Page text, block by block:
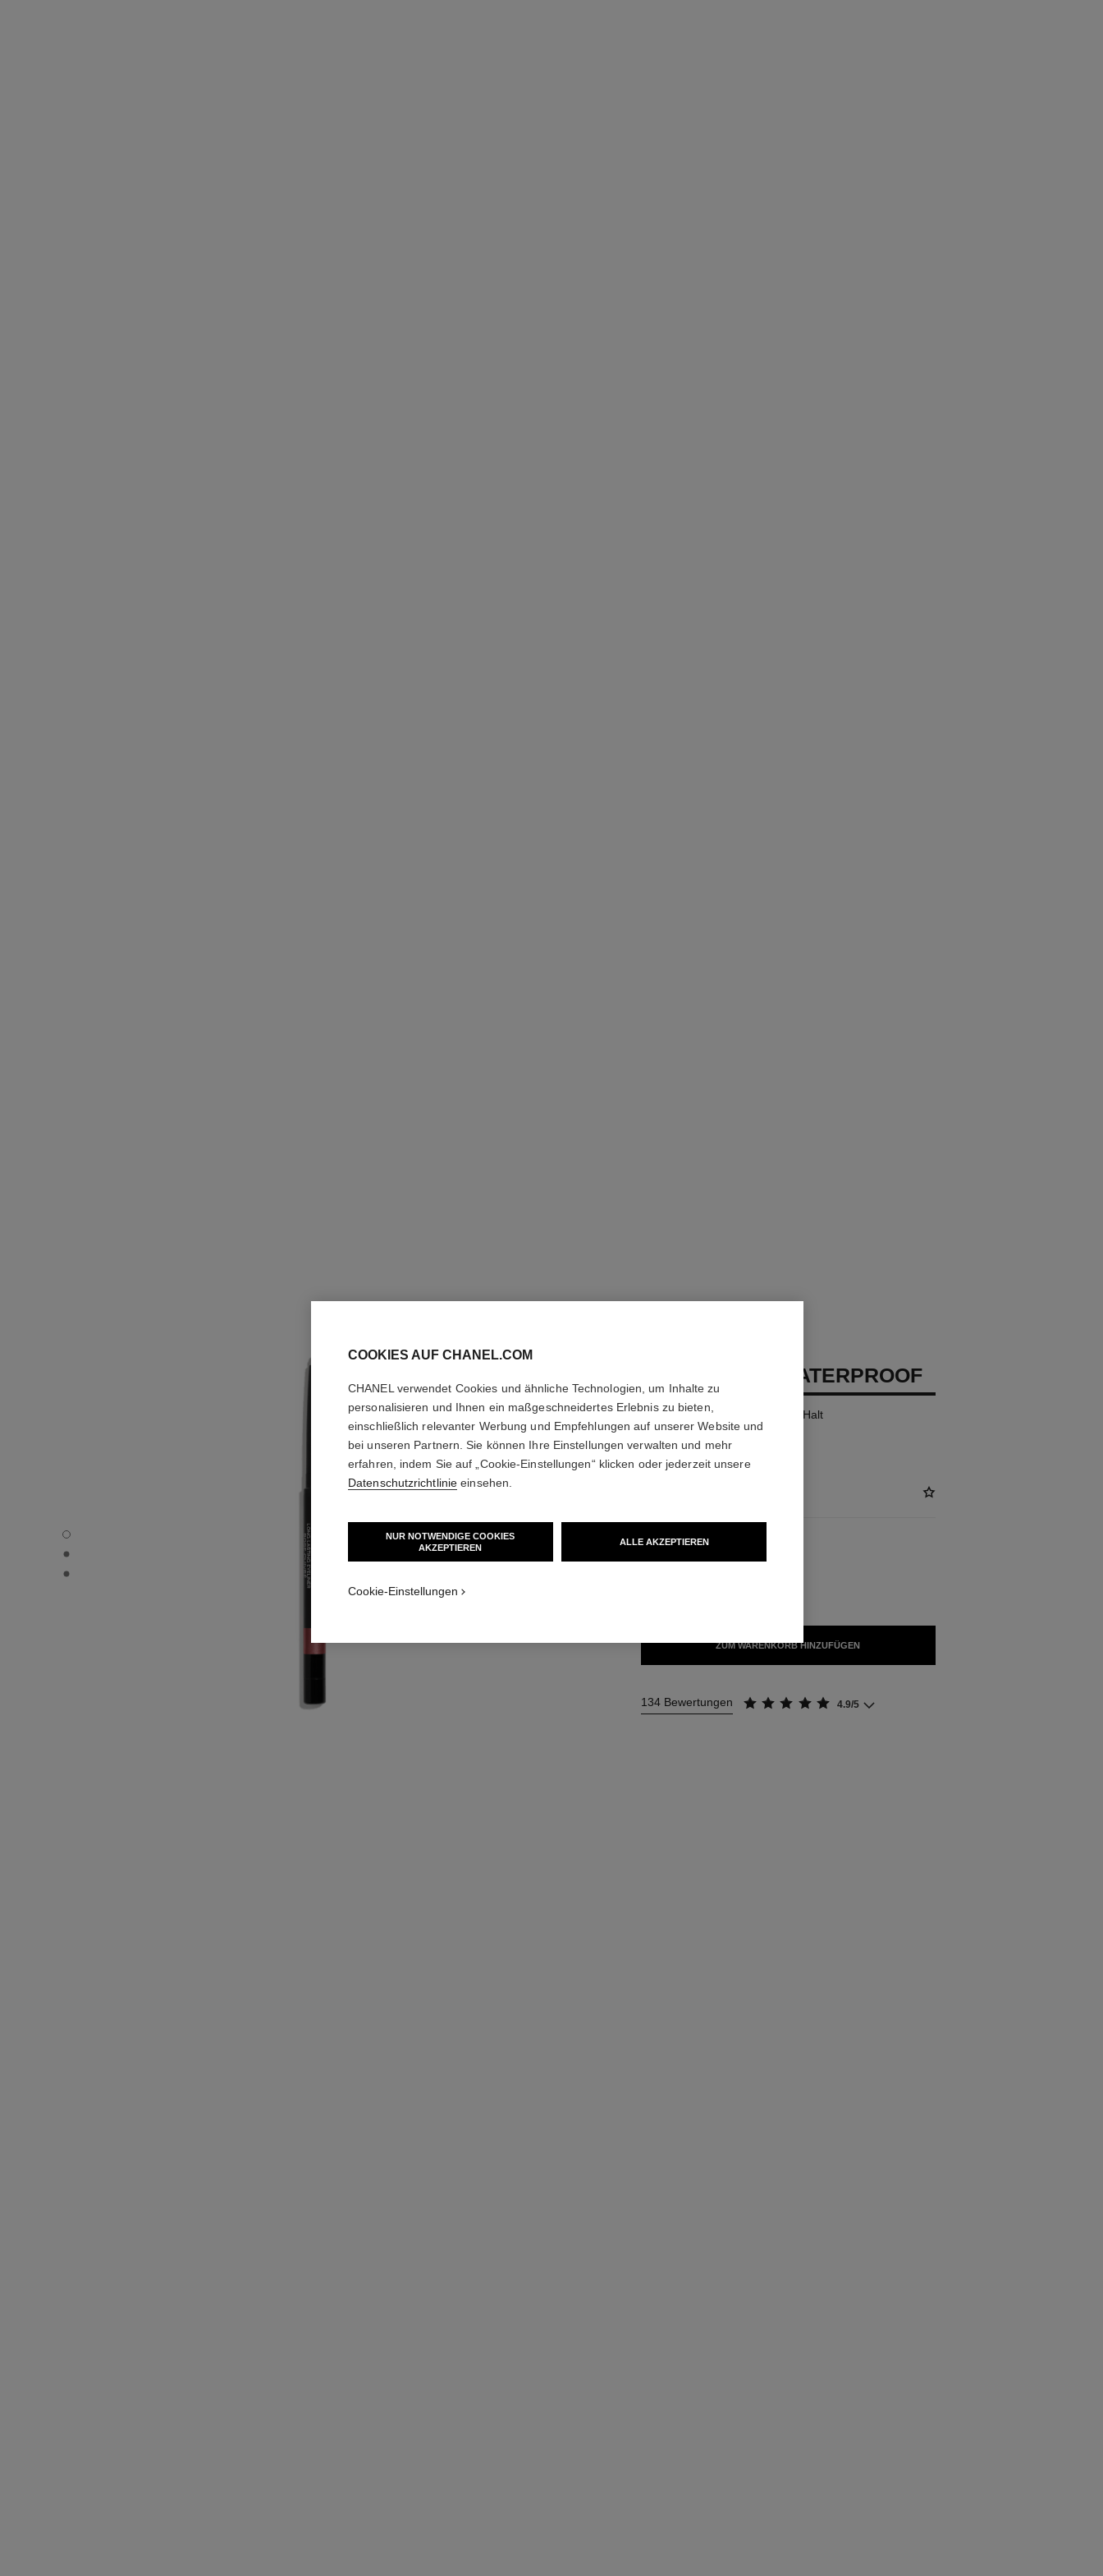
STYLO YEUX WATERPROOF - Standardansicht
STYLO YEUX WATERPROOF - Alternative Ansicht 1
STYLO YEUX WATERPROOF - Ansicht der grundlegenden Textur
STYLO YEUX WATERPROOF
Eyeliner und Kajal mit Langem Halt
Weitere Details
Ref. 187054
15 NUANCEN VERFÜGBAR
ZUM WARENKORB HINZUFÜGEN
134 Bewertungen 4.9/5
COOKIES AUF CHANEL.COM
CHANEL verwendet Cookies und ähnliche Technologien, um Inhalte zu
personalisieren und Ihnen ein maßgeschneidertes Erlebnis zu bieten,
einschließlich relevanter Werbung und Empfehlungen auf unserer Website und
bei unseren Partnern. Sie können Ihre Einstellungen verwalten und mehr
erfahren, indem Sie auf „Cookie-Einstellungen“ klicken oder jederzeit unsere
Datenschutzrichtlinie einsehen.
NUR NOTWENDIGE COOKIES
AKZEPTIEREN
ALLE AKZEPTIEREN
Cookie-Einstellungen